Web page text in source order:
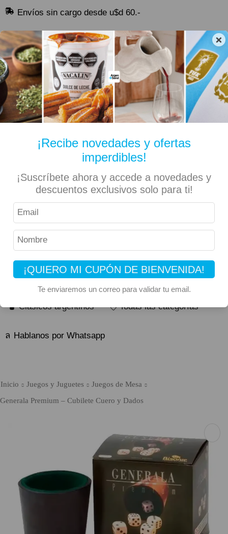
×
¡Recibe novedades y ofertas
imperdibles!
¡Suscríbete ahora y accede a novedades y
descuentos exclusivos solo para ti!
¡QUIERO MI CUPÓN DE BIENVENIDA!
Te enviaremos un correo para validar tu email.
Envíos sin cargo desde u$d 60.-
🔥 Alfajores y Golosinas
🧉 Clásicos argentinos 🏷️ Todas las categorías
Hablanos por Whatsapp
Inicio Juegos y Juguetes
Juegos de Mesa
Generala Premium – Cubilete Cuero y Dados